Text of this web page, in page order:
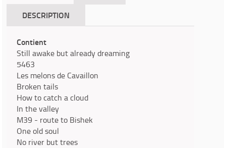
DESCRIPTION
Contient
Still awake but already dreaming
5463
Les melons de Cavaillon
Broken tails
How to catch a cloud
In the valley
M39 - route to Bishek
One old soul
No river but trees